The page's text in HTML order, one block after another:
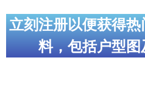
立刻注册以便获得
料，包括户型